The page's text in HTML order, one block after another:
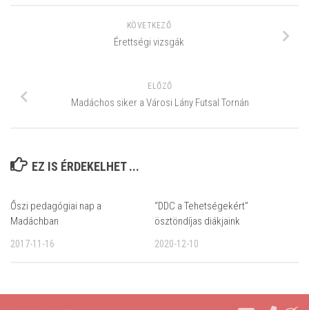
KÖVETKEZŐ
Érettségi vizsgák
ELŐZŐ
Madáchos siker a Városi Lány Futsal Tornán
EZ IS ÉRDEKELHET ...
Őszi pedagógiai nap a
Madáchban
2017-11-16
“DDC a Tehetségekért”
ösztöndíjas diákjaink
2020-12-10